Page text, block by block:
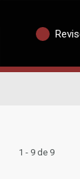
1 - 9 de 9